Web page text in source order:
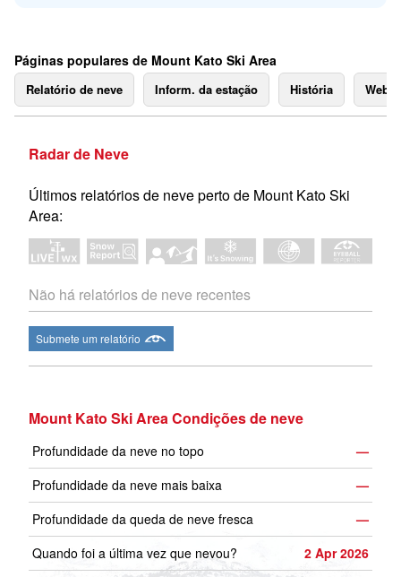
Páginas populares de Mount Kato Ski Area
Relatório de neve Inform. da estação História
Radar de Neve
Últimos relatórios de neve perto de Mount Kato Ski
Area:
Não há relatórios de neve recentes
Submete um relatório
Mount Kato Ski Area Condições de neve
Profundidade da neve no topo
—
Profundidade da neve mais baixa
—
Profundidade da queda de neve fresca
—
Quando foi a última vez que nevou?
2 Apr 2026